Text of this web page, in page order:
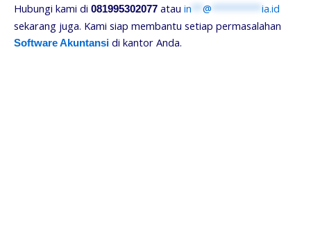
Hubungi kami di 081995302077 atau in @
ia.id
sekarang juga. Kami siap membantu setiap permasalahan
Software Akuntansi di kantor Anda.